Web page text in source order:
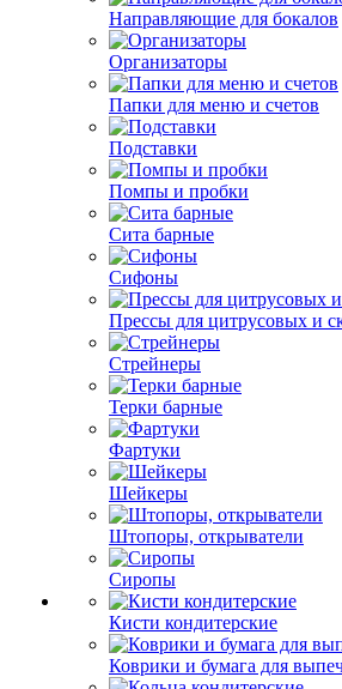
Направляющие для бокалов
Организаторы
Папки для меню и счетов
Подставки
Помпы и пробки
Сита барные
Сифоны
Прессы для цитрусовых и
Стрейнеры
Терки барные
Фартуки
Шейкеры
Штопоры, открыватели
Сиропы
Кисти кондитерские
Коврики и бумага для